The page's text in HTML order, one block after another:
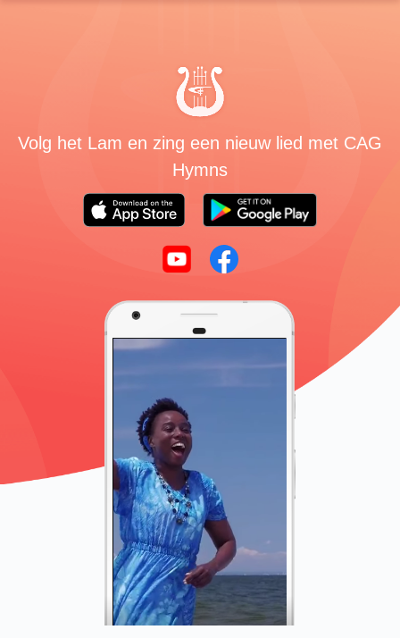
Volg het Lam en zing een nieuw lied met CAG
Hymns